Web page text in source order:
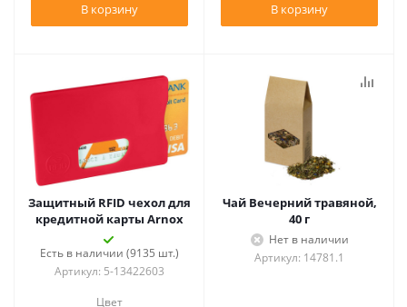
В корзину В корзину
Защитный RFID чехол для
кредитной карты Arnox
Есть в наличии (9135 шт.)
Артикул: 5-13422603
Цвет
Чай Вечерний травяной,
40 г
Нет в наличии
Артикул: 14781.1